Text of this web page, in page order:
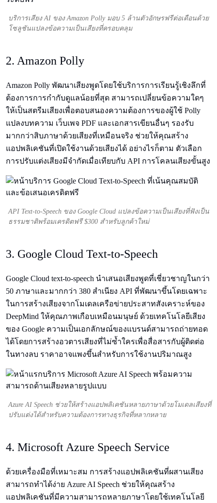
บริการเสียง AI ของ Amazon Polly มอบ 5 ล้านตัวอักษรฟรีต่อเดือนด้วย
โซลูชันแปลงข้อความเป็นเสียงที่ครอบคลุม
2. Amazon Polly
Amazon Polly พัฒนาเสียงพูดโดยใช้บริการการเรียนรู้เชิงลึกที่
ต้องการการกำกับดูแลน้อยที่สุด สามารถเปลี่ยนข้อความใดๆ
ให้เป็นสตรีมเสียงเพื่อตอบสนองความต้องการของผู้ใช้ Polly
แปลงบทความ เว็บเพจ PDF และเอกสารเขียนอื่นๆ รองรับ
มากกว่าสิบภาษาด้วยเสียงที่เหมือนจริง ช่วยให้คุณสร้าง
แอปพลิเคชันที่เปิดใช้งานด้วยเสียงได้ อย่างไรก็ตาม ตัวเลือก
การปรับแต่งเสียงมีจำกัดเมื่อเทียบกับ API การโคลนเสียงขั้นสูง
API Text-to-Speech ของ Google Cloud แปลงข้อความเป็นเสียงที่ฟังเป็น
ธรรมชาติพร้อมเครดิตฟรี $300 สำหรับลูกค้าใหม่
3. Google Cloud Text-to-Speech
Google Cloud text-to-speech นำเสนอเสียงพูดที่เชี่ยวชาญในกว่า
50 ภาษาและมากกว่า 380 สำเนียง API ที่พัฒนาขึ้นโดยเฉพาะ
ในการสร้างเสียงจากโมเดลเครือข่ายประสาทสังเคราะห์ของ
DeepMind ให้คุณภาพเกือบเหมือนมนุษย์ ด้วยเทคโนโลยีเสียง
ของ Google ความเป็นเอกลักษณ์ของแบรนด์สามารถถ่ายทอด
ได้โดยการสร้างอวตารเสียงที่ไม่ซ้ำใครเพื่อสื่อสารกับผู้ติดต่อ
ในทางลบ ราคาอาจแพงขึ้นสำหรับการใช้งานปริมาณสูง
Azure AI Speech ช่วยให้สร้างแอปพลิเคชันหลายภาษาด้วยโมเดลเสียงที่
ปรับแต่งได้สำหรับความต้องการทางธุรกิจที่หลากหลาย
4. Microsoft Azure Speech Service
ด้วยเครื่องมือที่เหมาะสม การสร้างแอปพลิเคชันที่ผสานเสียง
สามารถทำได้ง่าย Azure AI Speech ช่วยให้คุณสร้าง
แอปพลิเคชันที่มีความสามารถหลายภาษาโดยใช้เทคโนโลยี